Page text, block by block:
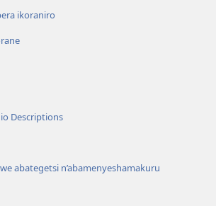
ikoraniro
Descriptions
abategetsi n’abamenyeshamakuru